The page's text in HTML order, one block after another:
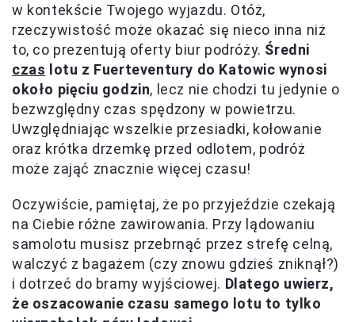
w kontekście Twojego wyjazdu. Otóż,
rzeczywistość może okazać się nieco inna niż
to, co prezentują oferty biur podróży. Średni
czas lotu z Fuerteventury do Katowic wynosi
około pięciu godzin, lecz nie chodzi tu jedynie o
bezwzględny czas spędzony w powietrzu.
Uwzględniając wszelkie przesiadki, kołowanie
oraz krótka drzemkę przed odlotem, podróż
może zająć znacznie więcej czasu!
Oczywiście, pamiętaj, że po przyjeździe czekają
na Ciebie różne zawirowania. Przy lądowaniu
samolotu musisz przebrnąć przez strefę celną,
walczyć z bagażem (czy znowu gdzieś zniknął?)
i dotrzeć do bramy wyjściowej. Dlatego uwierz,
że oszacowanie czasu samego lotu to tylko